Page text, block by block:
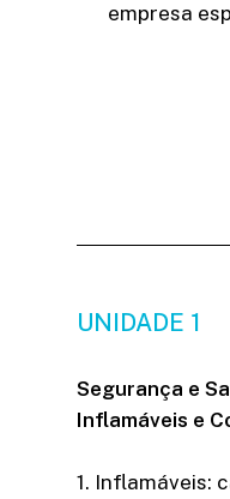
empresa
Curso
UNIDADE 1
Segurança e
Inflamáveis e
1. Inflamáveis: